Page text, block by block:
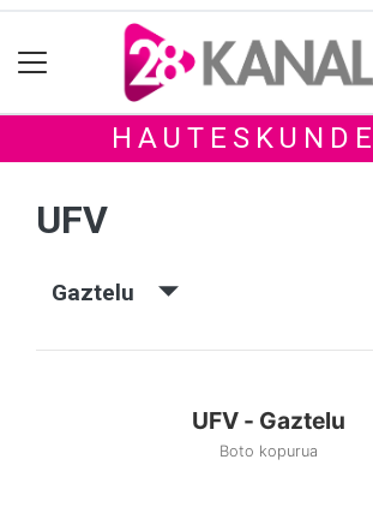
UFV
Gaztelu
UFV - Gaztelu
Boto kopurua